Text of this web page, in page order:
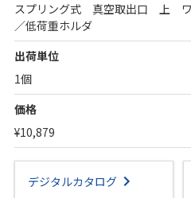
スプリング式 真空取出口 上
／低荷重ホルダ
出荷単位
1個
価格
¥10,879
デジタルカタログ